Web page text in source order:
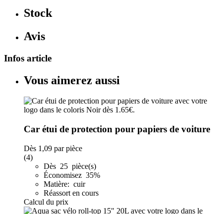
Stock
Avis
Infos article
Vous aimerez aussi
Car étui de protection pour papiers de voiture
Dès 1,09 par pièce
(4)
Dès 25 pièce(s)
Économisez 35%
Matière: cuir
Réassort en cours
Calcul du prix